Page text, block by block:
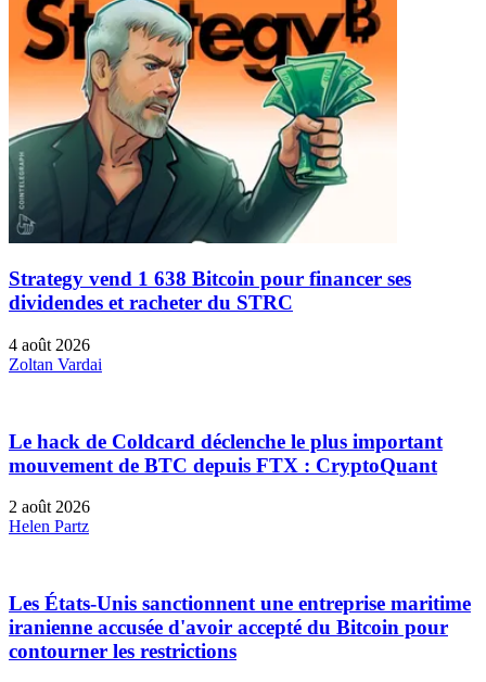
Strategy vend 1 638 Bitcoin pour financer ses
dividendes et racheter du STRC
4 août 2026
Zoltan Vardai
Le hack de Coldcard déclenche le plus important
mouvement de BTC depuis FTX : CryptoQuant
2 août 2026
Helen Partz
Les États-Unis sanctionnent une entreprise maritime
iranienne accusée d'avoir accepté du Bitcoin pour
contourner les restrictions